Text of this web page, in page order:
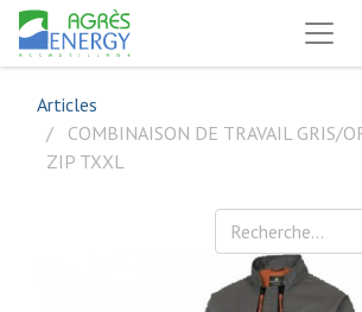
Articles
COMBINAISON DE TRAVAIL GRIS/
ZIP TXXL